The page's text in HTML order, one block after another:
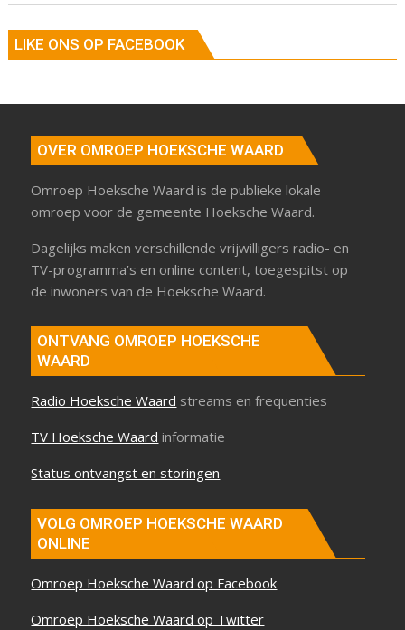
LIKE ONS OP FACEBOOK
OVER OMROEP HOEKSCHE WAARD
Omroep Hoeksche Waard is de publieke lokale
omroep voor de gemeente Hoeksche Waard.
Dagelijks maken verschillende vrijwilligers radio- en
TV-programma’s en online content, toegespitst op
de inwoners van de Hoeksche Waard.
ONTVANG OMROEP HOEKSCHE
WAARD
Radio Hoeksche Waard streams en frequenties
TV Hoeksche Waard informatie
Status ontvangst en storingen
VOLG OMROEP HOEKSCHE WAARD
ONLINE
Omroep Hoeksche Waard op Facebook
Omroep Hoeksche Waard op Twitter